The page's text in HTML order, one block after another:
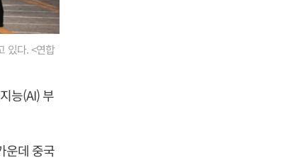
있다. <연합
능(AI) 부
운데 중국